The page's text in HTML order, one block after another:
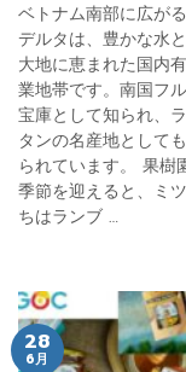
ベトナム南部に広が
デルタは、豊かな水
大地に恵まれた国内
業地帯です。南国フ
宝庫として知られ、
タンの名産地として
られています。 果樹
季節を迎えると、ミ
ちはランブ …
28
6月